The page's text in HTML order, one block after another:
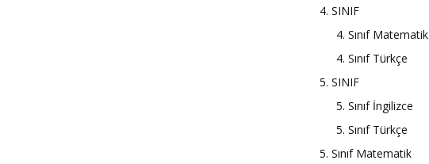
4. SINIF
4. Sınıf Matematik
4. Sınıf Türkçe
5. SINIF
5. Sınıf İngilizce
5. Sınıf Türkçe
5. Sınıf Matematik